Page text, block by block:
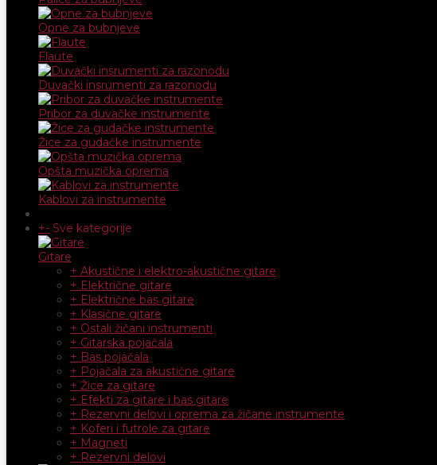
Opne za bubnjeve
Flaute
Duvački insrumenti za razonodu
Pribor za duvačke instrumente
Žice za gudačke instrumente
Opšta muzička oprema
Kablovi za instrumente
+- Sve kategorije
Gitare
+ Akustične i elektro-akustične gitare
+ Električne gitare
+ Električne bas gitare
+ Klasične gitare
+ Ostali žičani instrumenti
+ Gitarska pojačala
+ Bas pojačala
+ Pojačala za akustične gitare
+ Žice za gitare
+ Efekti za gitare i bas gitare
+ Rezervni delovi i oprema za žičane instrumente
+ Koferi i futrole za gitare
+ Magneti
+ Rezervni delovi